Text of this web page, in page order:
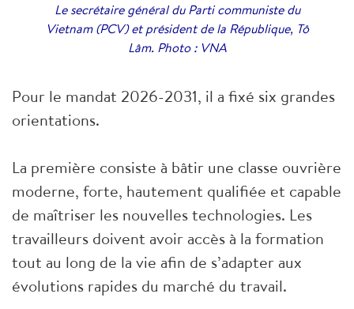
Le secrétaire général du Parti communiste du
Vietnam (PCV) et président de la République, Tô
Lâm. Photo : VNA
Pour le mandat 2026-2031, il a fixé six grandes
orientations.
La première consiste à bâtir une classe ouvrière
moderne, forte, hautement qualifiée et capable
de maîtriser les nouvelles technologies. Les
travailleurs doivent avoir accès à la formation
tout au long de la vie afin de s’adapter aux
évolutions rapides du marché du travail.